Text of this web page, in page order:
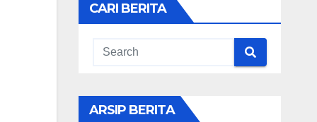
CARI BERITA
ARSIP BERITA